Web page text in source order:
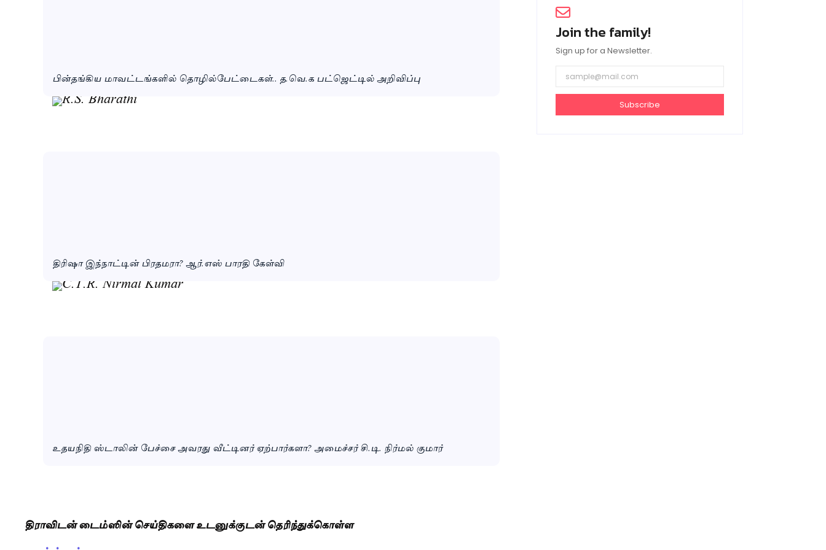
பின்தங்கிய மாவட்டங்களில் தொழில்பேட்டைகள்.. த.வெ.க பட்ஜெட்டில் அறிவிப்பு
திரிஷா இந்நாட்டின் பிரதமரா? ஆர்.எஸ் பாரதி கேள்வி
உதயநிதி ஸ்டாலின் பேச்சை அவரது வீட்டினர் ஏற்பார்களா? அமைச்சர் சி.டி. நிர்மல் குமார்
திராவிடன் டைம்ஸின் செய்திகளை உடனுக்குடன் தெரிந்துக்கொள்ள
Join the family!
Sign up for a Newsletter.
Subscribe